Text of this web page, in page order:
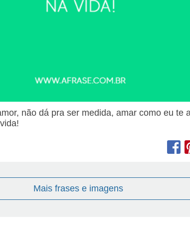
não dá pra ser medida, amar como eu te
Mais frases e imagens